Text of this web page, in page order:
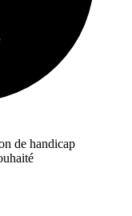
de handicap